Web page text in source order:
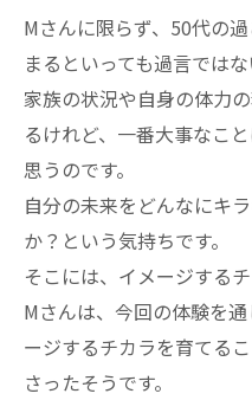
Mさんに限らず、50代の
まるといっても過言ではな
家族の状況や自身の体力
るけれど、一番大事なこ
思うのです。
自分の未来をどんなにキ
か？という気持ちです。
そこには、イメージするチ
Mさんは、今回の体験を
ージするチカラを育てる
さったそうです。